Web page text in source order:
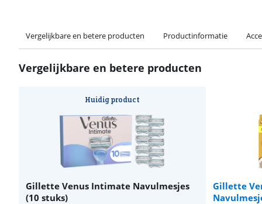
Vergelijkbare en betere producten Productinformatie
Vergelijkbare en betere producten
Huidig product
Gillette Venus Intimate Navulmesjes
(10 stuks)
Gillette